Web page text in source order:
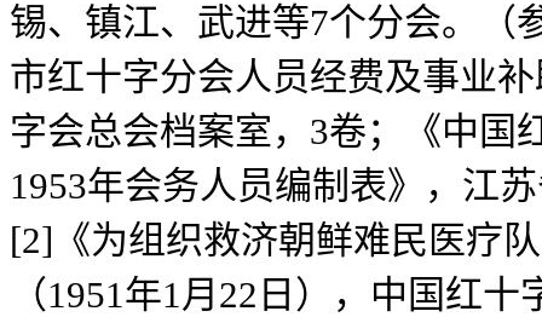
锡、镇江、武进等7个分会。（
市红十字分会人员经费及事业
字会总会档案室，3卷；《中国
1953年会务人员编制表》，江
[2]《为组织救济朝鲜难民医疗
（1951年1月22日），中国红